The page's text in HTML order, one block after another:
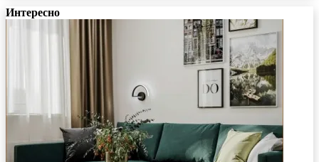
Интересно